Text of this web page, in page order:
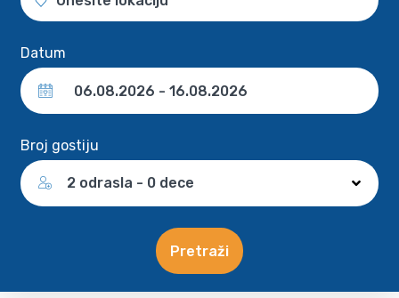
Datum
Broj gostiju
2 odrasla - 0 dece
Pretraži